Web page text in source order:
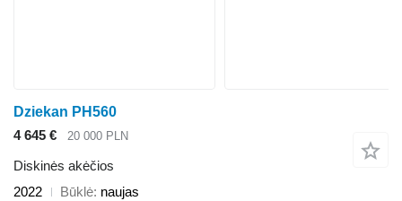
Dziekan PH560
4 645 €
20 000 PLN
Diskinės akėčios
2022
Būklė naujas